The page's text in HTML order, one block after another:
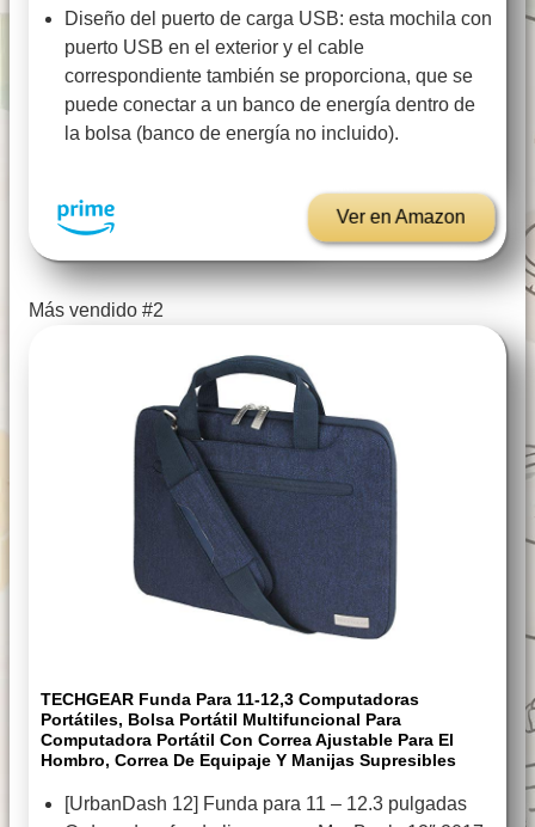
Diseño del puerto de carga USB: esta mochila con
puerto USB en el exterior y el cable
correspondiente también se proporciona, que se
puede conectar a un banco de energía dentro de
la bolsa (banco de energía no incluido).
Ver en Amazon
Más vendido #2
TECHGEAR Funda Para 11-12,3 Computadoras
Portátiles, Bolsa Portátil Multifuncional Para
Computadora Portátil Con Correa Ajustable Para El
Hombro, Correa De Equipaje Y Manijas Supresibles
[UrbanDash 12] Funda para 11 – 12.3 pulgadas